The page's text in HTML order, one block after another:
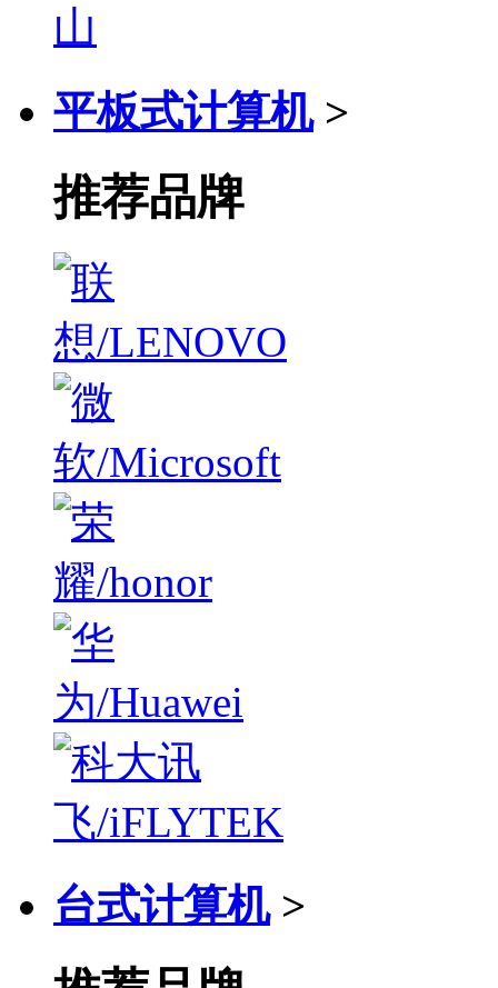
平板式计算机 >
推荐品牌
台式计算机 >